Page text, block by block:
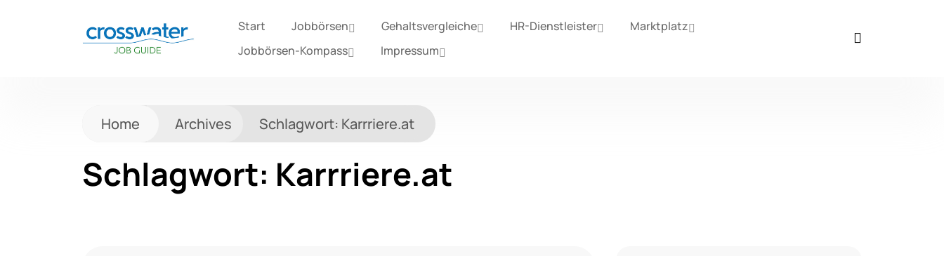
Start Jobbörsen Gehaltsvergleiche HR-Dienstleister
Marktplatz
Jobbörsen-Kompass
Impressum
Home Archives Schlagwort: Karrriere.at
Schlagwort: Karrriere.at